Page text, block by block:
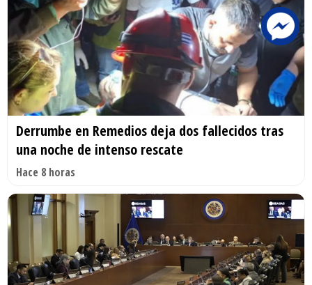
Derrumbe en Remedios deja dos fallecidos tras
una noche de intenso rescate
Hace 8 horas